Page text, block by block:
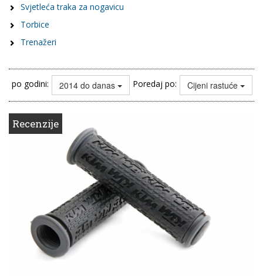
Svjetleća traka za nogavicu
Torbice
Trenažeri
po godini: 2014 do danas Poredaj po: Cijeni rastuće
Recenzije